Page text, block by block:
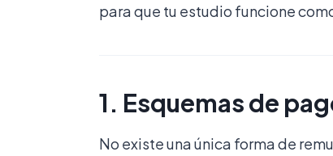
para que tu estudio funcione
1. Esquemas de
No existe una única forma de